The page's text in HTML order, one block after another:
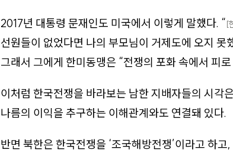
2017년 대통령 문재인도 미국에서 이렇게 말했다. “[
선원들이 없었다면 나의 부모님이 거제도에 오지 못
그래서 그에게 한미동맹은 “전쟁의 포화 속에서 피
이처럼 한국전쟁을 바라보는 남한 지배자들의 시각
나름의 이익을 추구하는 이해관계와도 연결돼 있다.
반면 북한은 한국전쟁을 ‘조국해방전쟁’이라고 하